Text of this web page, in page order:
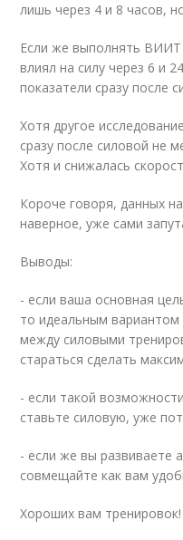
лишь через 4 и 8 часов,
Если же выполнять ВИИТ
влиял на силу через 6 и
показатели сразу после
Хотя другое
сразу после силовой не
Хотя и снижалась
Короче говоря, данных
наверное, уже сами
Выводы:
- если ваша основная
то идеальным
между силовыми
стараться сделать
- если такой
ставьте силовую, уже
- если же вы развиваете
совмещайте как вам
Хороших вам тренировок!